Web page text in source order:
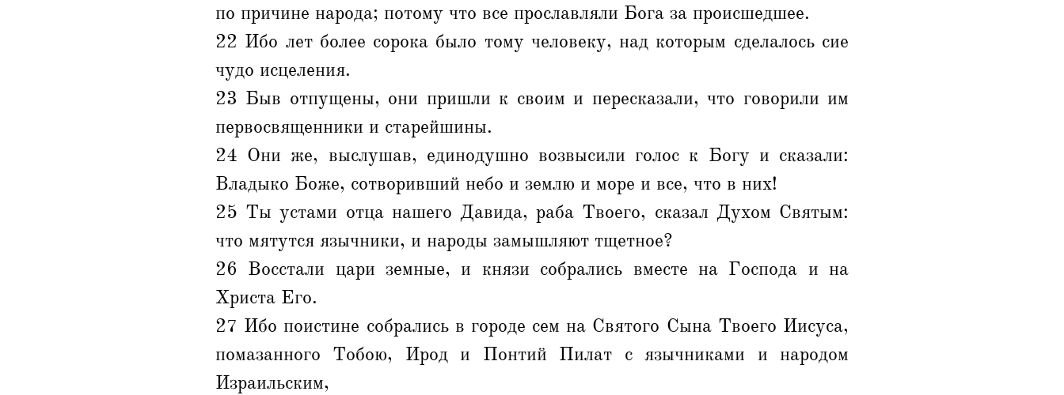
по причине народа; потому что все прославляли Бога за происшедшее.
22 Ибо лет более сорока было тому человеку, над которым сделалось сие
чудо исцеления.
23 Быв отпущены, они пришли к своим и пересказали, что говорили им
первосвященники и старейшины.
24 Они же, выслушав, единодушно возвысили голос к Богу и сказали:
Владыко Боже, сотворивший небо и землю и море и все, что в них!
25 Ты устами отца нашего Давида, раба Твоего, сказал Духом Святым:
что мятутся язычники, и народы замышляют тщетное?
26 Восстали цари земные, и князи собрались вместе на Господа и на
Христа Его.
27 Ибо поистине собрались в городе сем на Святого Сына Твоего Иисуса,
помазанного Тобою, Ирод и Понтий Пилат с язычниками и народом
Израильским,